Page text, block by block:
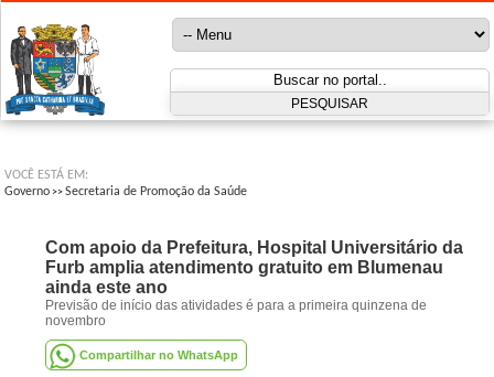
VOCÊ ESTÁ EM:
Governo >>Secretaria de Promoção da Saúde
Com apoio da Prefeitura, Hospital Universitário da
Furb amplia atendimento gratuito em Blumenau
ainda este ano
Previsão de início das atividades é para a primeira quinzena de
novembro
Compartilhar no WhatsApp